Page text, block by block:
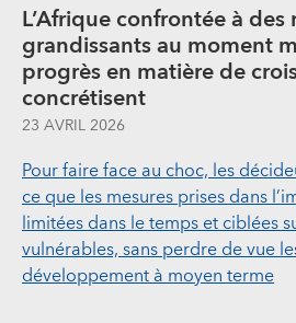
L’Afrique confrontée à des
grandissants au moment
progrès en matière de
concrétisent
23 AVRIL 2026
Pour faire face au choc, les
ce que les mesures prises dans
limitées dans le temps et ciblées
vulnérables, sans perdre de vue
développement à moyen terme